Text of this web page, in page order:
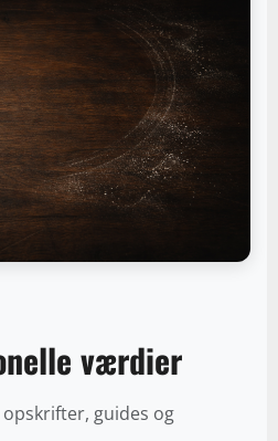
værdier
guides og